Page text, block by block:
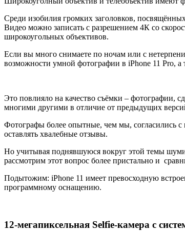
Среди изобилия громких заголовков,
Видео можно записать с разрешением 4К со
широкоугольных объективов.
Если вы много снимаете по ночам или с
возможности умной фотографии в iPhone 11 Pro,
Это повлияло на качество съёмки – фотографии,
многими другими в отличие от предыдущих
Фотографы более опытные, чем мы, согласились с
оставлять хвалебные отзывы.
Но учитывая поднявшуюся вокруг этой темы
рассмотрим этот вопрос более пристально и
Подытожим: iPhone 11 имеет превосходную
программному оснащению.
12-мегапиксельная Selfie-камера с